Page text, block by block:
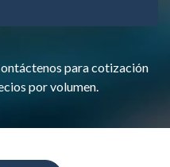
para cotización
por volumen.